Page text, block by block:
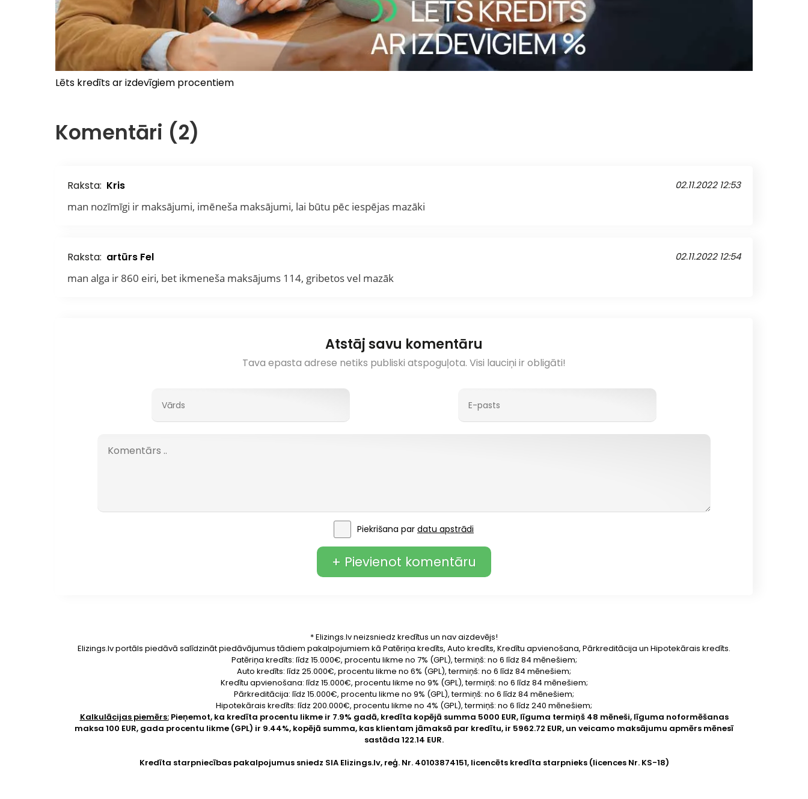
Lēts kredīts ar izdevīgiem procentiem
Komentāri (2)
Raksta: Kris 02.11.2022 12:53
man nozīmīgi ir maksājumi, imēneša maksājumi, lai būtu pēc iespējas mazāki
Raksta: artūrs Fel 02.11.2022 12:54
man alga ir 860 eiri, bet ikmeneša maksājums 114, gribetos vel mazāk
Atstāj savu komentāru
Tava epasta adrese netiks publiski atspoguļota. Visi lauciņi ir obligāti!
Piekrišana par datu apstrādi
+ Pievienot komentāru
* Elizings.lv neizsniedz kredītus un nav aizdevējs!
Elizings.lv portāls piedāvā salīdzināt piedāvājumus tādiem pakalpojumiem kā Patēriņa kredīts, Auto kredīts, Kredītu apvienošana, Pārkreditācija un Hipotekārais kredīts.
Patēriņa kredīts: līdz 15.000€, procentu likme no 7% (GPL), termiņš: no 6 līdz 84 mēnešiem;
Auto kredīts: līdz 25.000€, procentu likme no 6% (GPL), termiņš: no 6 līdz 84 mēnešiem;
Kredītu apvienošana: līdz 15.000€, procentu likme no 9% (GPL), termiņš: no 6 līdz 84 mēnešiem;
Pārkreditācija: līdz 15.000€, procentu likme no 9% (GPL), termiņš: no 6 līdz 84 mēnešiem;
Hipotekārais kredīts: līdz 200.000€, procentu likme no 4% (GPL), termiņš: no 6 līdz 240 mēnešiem;
Kalkulācijas piemērs:Pieņemot, ka kredīta procentu likme ir 7.9% gadā, kredīta kopējā summa 5000 EUR, līguma termiņš 48 mēneši, līguma noformēšanas
maksa 100 EUR, gada procentu likme (GPL) ir 9.44%, kopējā summa, kas klientam jāmaksā par kredītu, ir 5962.72 EUR, un veicamo maksājumu apmērs mēnesī
sastāda 122.14 EUR.
Kredīta starpniecības pakalpojumus sniedz SIA Elizings.lv, reģ. Nr. 40103874151, licencēts kredīta starpnieks (licences Nr. KS-18)